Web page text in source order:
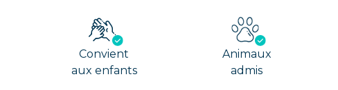
Convient
aux enfants
Animaux
admis